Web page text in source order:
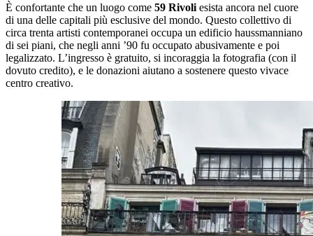
È confortante che un luogo come 59 Rivoli esista ancora nel cuore
di una delle capitali più esclusive del mondo. Questo collettivo di
circa trenta artisti contemporanei occupa un edificio haussmanniano
di sei piani, che negli anni ’90 fu occupato abusivamente e poi
legalizzato. L’ingresso è gratuito, si incoraggia la fotografia (con il
dovuto credito), e le donazioni aiutano a sostenere questo vivace
centro creativo.